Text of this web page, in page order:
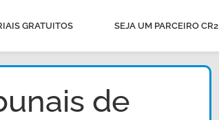
GRATUITOS SEJA UM PARCEIRO CR2
de